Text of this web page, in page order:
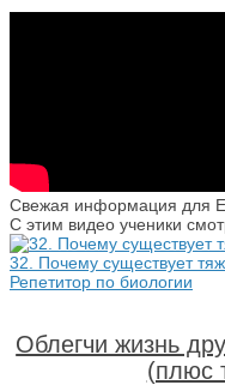
Свежая информация для
С этим видео ученики
32. Почему существует
Репетитор по биологии
Облегчи жизнь
(плюс